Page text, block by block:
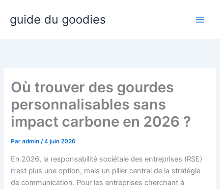
contenu
guide du goodies
Où trouver des gourdes
personnalisables sans
impact carbone en 2026 ?
Paradmin/4 juin 2026
En 2026, la responsabilité sociétale des entreprises (RSE)
n’est plus une option, mais un pilier central de la stratégie
de communication. Pour les entreprises cherchant à